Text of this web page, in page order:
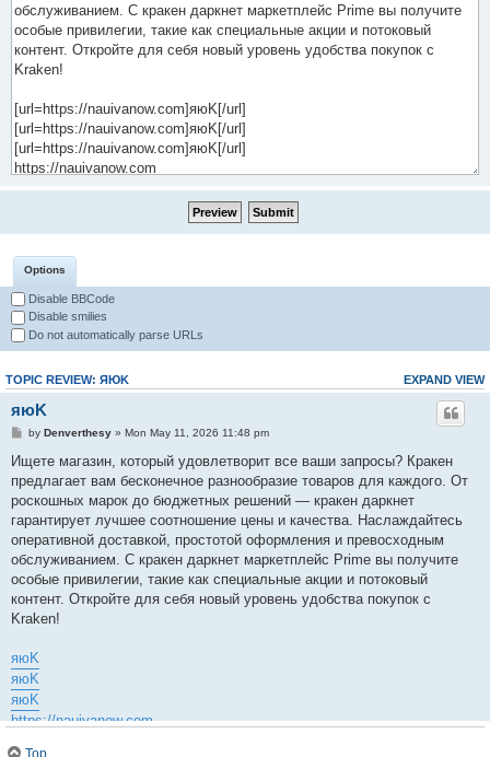
Options
Disable BBCode
Disable smilies
Do not automatically parse URLs
EXPAND VIEW
TOPIC REVIEW: ЯЮK
яюK
by Denverthesy» Mon May 11, 2026 11:48 pm
Ищете магазин, который удовлетворит все ваши запросы? Кракен
предлагает вам бесконечное разнообразие товаров для каждого. От
роскошных марок до бюджетных решений — кракен даркнет
гарантирует лучшее соотношение цены и качества. Наслаждайтесь
оперативной доставкой, простотой оформления и превосходным
обслуживанием. С кракен даркнет маркетплейс Prime вы получите
особые привилегии, такие как специальные акции и потоковый
контент. Откройте для себя новый уровень удобства покупок с
Kraken!
яюK
яюK
яюK
https://nauivanow.com